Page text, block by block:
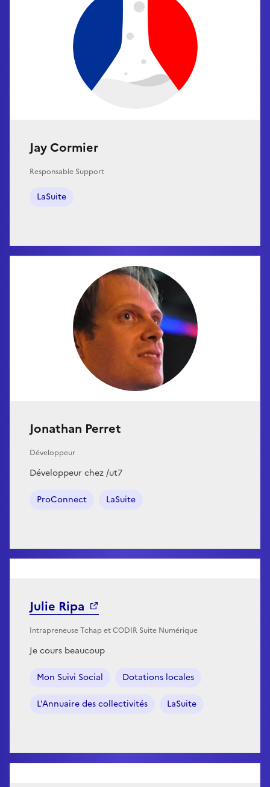
Jay Cormier
Responsable Support
LaSuite
Jonathan Perret
Développeur
Développeur chez /ut7
ProConnect LaSuite
Julie Ripa
Intrapreneuse Tchap et CODIR Suite Numérique
Je cours beaucoup
Mon Suivi Social Dotations locales
L'Annuaire des collectivités LaSuite